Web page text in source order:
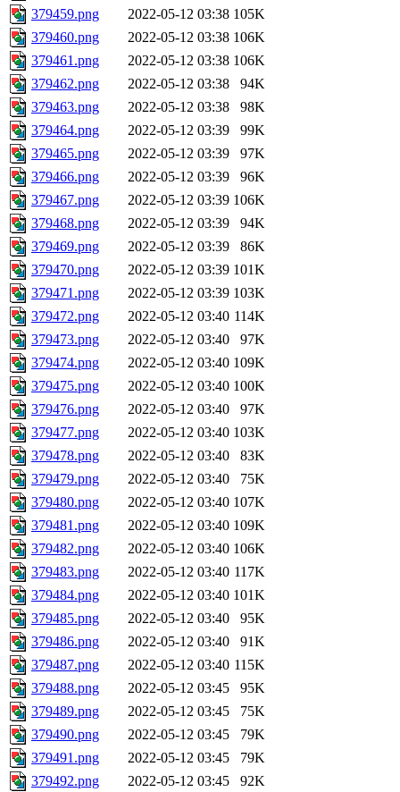
379459.png
2022-05-12 03:38 105K
379460.png
2022-05-12 03:38 106K
379461.png
2022-05-12 03:38 106K
379462.png
2022-05-12 03:38
94K
379463.png
2022-05-12 03:38
98K
379464.png
2022-05-12 03:39
99K
379465.png
2022-05-12 03:39
97K
379466.png
2022-05-12 03:39
96K
379467.png
2022-05-12 03:39 106K
379468.png
2022-05-12 03:39
94K
379469.png
2022-05-12 03:39
86K
379470.png
2022-05-12 03:39 101K
379471.png
2022-05-12 03:39 103K
379472.png
2022-05-12 03:40 114K
379473.png
2022-05-12 03:40
97K
379474.png
2022-05-12 03:40 109K
379475.png
2022-05-12 03:40 100K
379476.png
2022-05-12 03:40
97K
379477.png
2022-05-12 03:40 103K
379478.png
2022-05-12 03:40
83K
379479.png
2022-05-12 03:40
75K
379480.png
2022-05-12 03:40 107K
379481.png
2022-05-12 03:40 109K
379482.png
2022-05-12 03:40 106K
379483.png
2022-05-12 03:40 117K
379484.png
2022-05-12 03:40 101K
379485.png
2022-05-12 03:40
95K
379486.png
2022-05-12 03:40
91K
379487.png
2022-05-12 03:40 115K
379488.png
2022-05-12 03:45
95K
379489.png
2022-05-12 03:45
75K
379490.png
2022-05-12 03:45
79K
379491.png
2022-05-12 03:45
79K
379492.png
2022-05-12 03:45 92K